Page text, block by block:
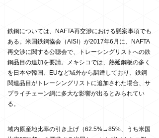
鉄鋼については、NAFTA再交渉における懸案事項でも
ある。米国鉄鋼協会（AISI）が2017年6月に、NAFTA
再交渉に関する公聴会で、トレーシングリストへの鉄
鋼品目の追加を要請。メキシコでは、熱延鋼板の多く
を日本や韓国、EUなど域外から調達しており、鉄鋼
関連品目がトレーシングリストに追加された場合、サ
プライチェーン網に多大な影響が出るとみられてい
る。
域内原産地比率の引き上げ（62.5%→85%、うち米国